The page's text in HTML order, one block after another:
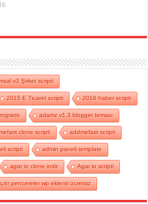
v3 Şirket scripti
2015 E Ticaret scripti 2016 haber scripti
adamz v1.3 blogger teması
clone scripti addmefast scripti
scripti admin paneli template
agar io clone indir Agar io scripti
pencereler wp eklenti ücretsiz